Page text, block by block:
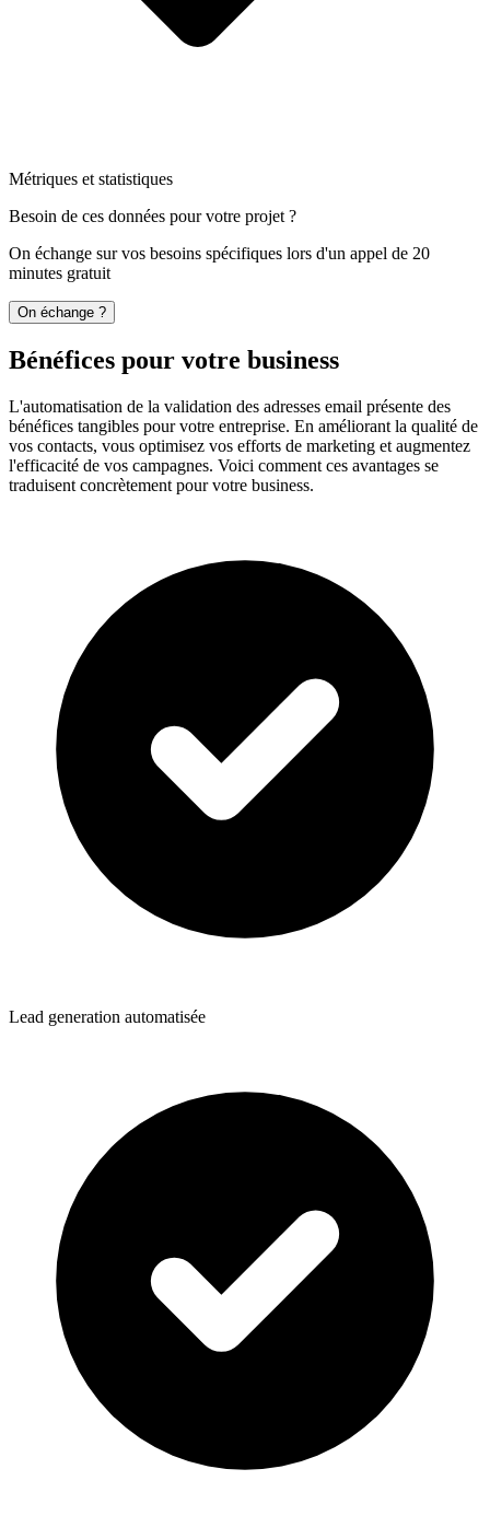
Métriques et statistiques
Besoin de ces données pour votre projet ?
On échange sur vos besoins spécifiques lors d'un appel de 20
minutes gratuit
On échange ?
Bénéfices pour votre business
L'automatisation de la validation des adresses email présente des
bénéfices tangibles pour votre entreprise. En améliorant la qualité de
vos contacts, vous optimisez vos efforts de marketing et augmentez
l'efficacité de vos campagnes. Voici comment ces avantages se
traduisent concrètement pour votre business.
Lead generation automatisée